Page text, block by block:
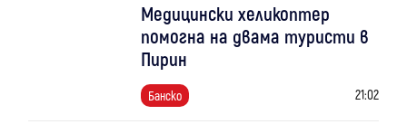
Медицински хеликоптер
помогна на двама туристи в
Пирин
Банско 21:02